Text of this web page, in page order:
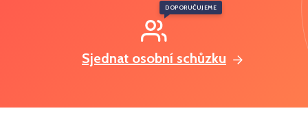
Sjednat osobní schůzku
DOPORUČUJEME